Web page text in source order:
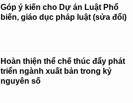
Góp ý kiến cho Dự án Luật Phổ
biến, giáo dục pháp luật (sửa đổi)
Hoàn thiện thể chế thúc đẩy phát
triển ngành xuất bản trong kỷ
nguyên số